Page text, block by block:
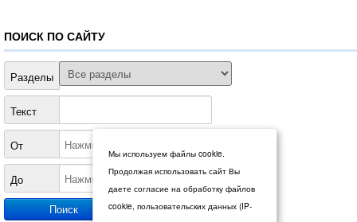
ПОИСК ПО САЙТУ
Разделы
Текст
От
До
Мы используем файлы cookie.
Продолжая использовать сайт Вы
даете согласие на обработку файлов
cookie, пользовательских данных (IP-